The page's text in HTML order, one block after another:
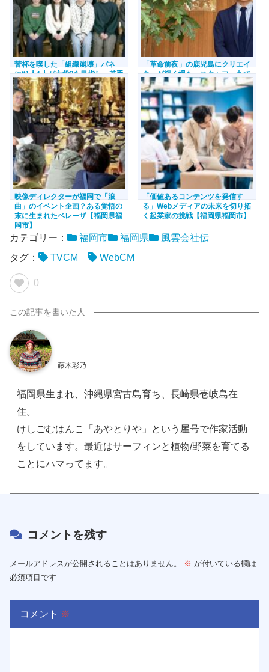
苦杯を喫した「組織崩壊」バネ
に“1人1人が主役”を目指し。若手
主体で広告・通販事業を展開【福
岡県福岡市】
「革命前夜」の鹿児島にクリエイ
ターが輝く場を。スタッフ一丸で
お客さまの期待に応えるFCRとは
【福岡県福岡市】
映像ディレクターが福岡で「浪
曲」のイベント企画？ある覚悟の
末に生まれたベレーザ【福岡県福
岡市】
「価値あるコンテンツを発信す
る」Webメディアの未来を切り拓
く起業家の挑戦【福岡県福岡市】
カテゴリー： 福岡市 福岡県
風雲会社伝
タグ：
TVCM WebCM
0
藤木彩乃
福岡県生まれ、沖縄県宮古島育ち、長崎県壱岐島在
住。
けしごむはんこ「あやとりや」という屋号で作家活動
をしています。最近はサーフィンと植物/野菜を育てる
ことにハマってます。
コメントを残す
メールアドレスが公開されることはありません。 ※ が付いている欄は
必須項目です
コメント ※